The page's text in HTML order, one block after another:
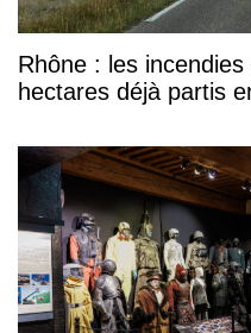
Rhône : les
hectares déjà partis